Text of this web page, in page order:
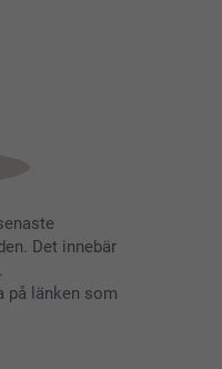
Det innebär
.
på länken som